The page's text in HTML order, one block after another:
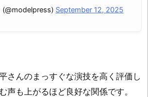
September 12, 2025
さんのまっすぐな演技を高く評価し
声も上がるほど良好な関係です。